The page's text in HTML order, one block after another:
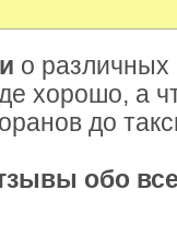
о различных
хорошо, а
до
обо